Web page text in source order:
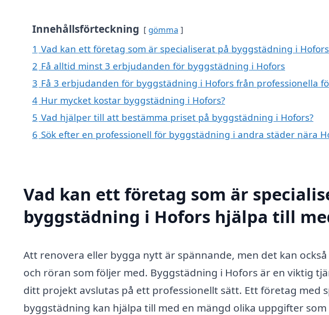
Innehållsförteckning gömma
1 Vad kan ett företag som är specialiserat på byggstädning i
2 Få alltid minst 3 erbjudanden för byggstädning i Hofors
3 Få 3 erbjudanden för byggstädning i Hofors från professionella
4 Hur mycket kostar byggstädning i Hofors?
5 Vad hjälper till att bestämma priset på byggstädning i Hofors?
6 Sök efter en professionell för byggstädning i andra städer nära
Vad kan ett företag som är
byggstädning i Hofors hjälpa till
Att renovera eller bygga nytt är spännande, men det kan
och röran som följer med. Byggstädning i Hofors är en viktig
ditt projekt avslutas på ett professionellt sätt. Ett företag med
byggstädning kan hjälpa till med en mängd olika uppgifter